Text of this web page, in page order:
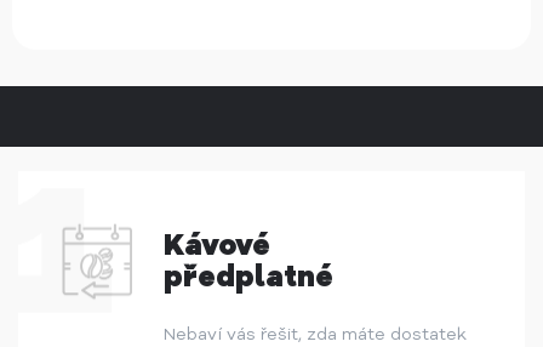
Kávové
předplatné
Nebaví vás řešit, zda máte dostatek